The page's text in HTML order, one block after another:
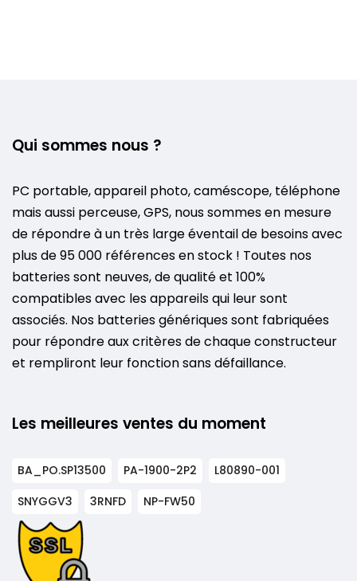
Qui sommes nous ?
PC portable, appareil photo, caméscope, téléphone
mais aussi perceuse, GPS, nous sommes en mesure
de répondre à un très large éventail de besoins avec
plus de 95 000 références en stock ! Toutes nos
batteries sont neuves, de qualité et 100%
compatibles avec les appareils qui leur sont
associés. Nos batteries génériques sont fabriquées
pour répondre aux critères de chaque constructeur
et rempliront leur fonction sans défaillance.
Les meilleures ventes du moment
BA_PO.SP13500 PA-1900-2P2
L80890-001
SNYGGV3
3RNFD NP-FW50